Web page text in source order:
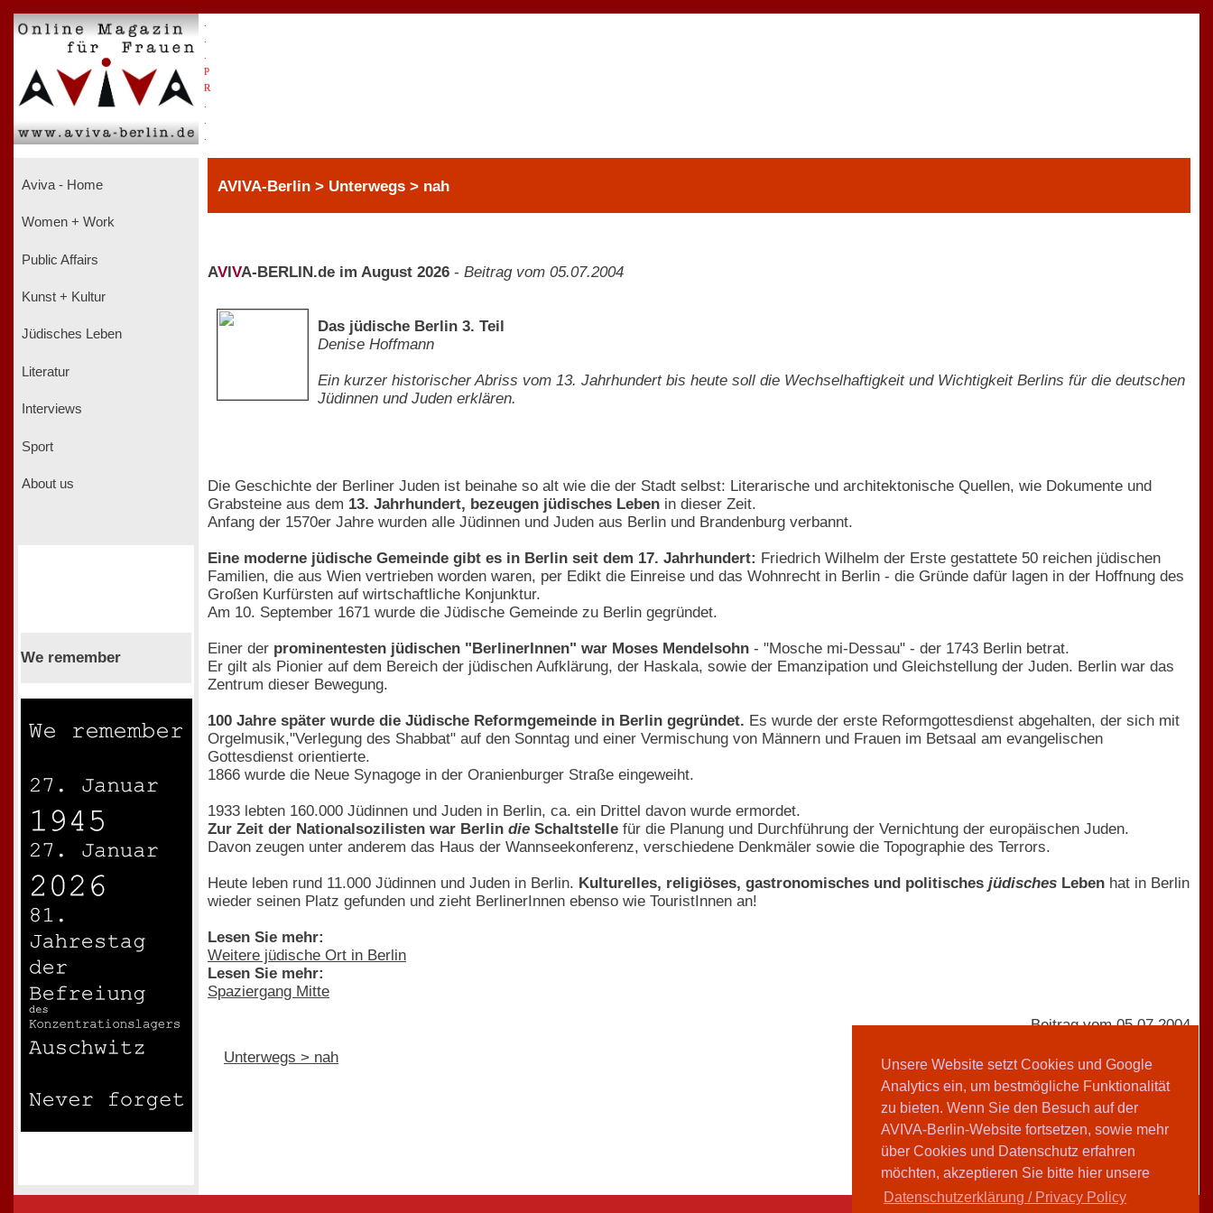
Unsere Website setzt Cookies und Google
Analytics ein, um bestmögliche Funktionalität
zu bieten. Wenn Sie den Besuch auf der
AVIVA-Berlin-Website fortsetzen, sowie mehr
über Cookies und Datenschutz erfahren
möchten, akzeptieren Sie bitte hier unsere
Datenschutzerklärung / Privacy Policy
P
R
Aviva - Home
Women + Work
Public Affairs
Kunst + Kultur
Jüdisches Leben
Literatur
Interviews
Sport
About us
We remember
AVIVA-Berlin > Unterwegs > nah
AV VA-BERLIN.de im August 2026 - Beitrag vom 05.07.2004
Das jüdische Berlin 3. Teil
Denise Hoffmann
Ein kurzer historischer Abriss vom 13. Jahrhundert bis heute soll die Wechselhaftigkeit und Wichtigkeit Berlins für die deutschen
Jüdinnen und Juden erklären.
Die Geschichte der Berliner Juden ist beinahe so alt wie die der Stadt selbst: Literarische und architektonische Quellen, wie Dokumente und
Grabsteine aus dem 13. Jahrhundert, bezeugen jüdisches Leben in dieser Zeit.
Anfang der 1570er Jahre wurden alle Jüdinnen und Juden aus Berlin und Brandenburg verbannt.
Eine moderne jüdische Gemeinde gibt es in Berlin seit dem 17. Jahrhundert: Friedrich Wilhelm der Erste gestattete 50 reichen jüdischen
Familien, die aus Wien vertrieben worden waren, per Edikt die Einreise und das Wohnrecht in Berlin - die Gründe dafür lagen in der Hoffnung des
Großen Kurfürsten auf wirtschaftliche Konjunktur.
Am 10. September 1671 wurde die Jüdische Gemeinde zu Berlin gegründet.
Einer der prominentesten jüdischen "BerlinerInnen" war Moses Mendelsohn - "Mosche mi-Dessau" - der 1743 Berlin betrat.
Er gilt als Pionier auf dem Bereich der jüdischen Aufklärung, der Haskala, sowie der Emanzipation und Gleichstellung der Juden. Berlin war das
Zentrum dieser Bewegung.
100 Jahre später wurde die Jüdische Reformgemeinde in Berlin gegründet. Es wurde der erste Reformgottesdienst abgehalten, der sich mit
Orgelmusik,"Verlegung des Shabbat" auf den Sonntag und einer Vermischung von Männern und Frauen im Betsaal am evangelischen
Gottesdienst orientierte.
1866 wurde die Neue Synagoge in der Oranienburger Straße eingeweiht.
1933 lebten 160.000 Jüdinnen und Juden in Berlin, ca. ein Drittel davon wurde ermordet.
Zur Zeit der Nationalsozilisten war Berlin die Schaltstelle für die Planung und Durchführung der Vernichtung der europäischen Juden.
Davon zeugen unter anderem das Haus der Wannseekonferenz, verschiedene Denkmäler sowie die Topographie des Terrors.
Heute leben rund 11.000 Jüdinnen und Juden in Berlin. Kulturelles, religiöses, gastronomisches und politisches jüdisches Leben hat in Berlin
wieder seinen Platz gefunden und zieht BerlinerInnen ebenso wie TouristInnen an!
Lesen Sie mehr:
Weitere jüdische Ort in Berlin
Lesen Sie mehr:
Spaziergang Mitte
Unterwegs > nah
Beitrag vom 05.07.2004
AVIVA-Redaktion
Teilen